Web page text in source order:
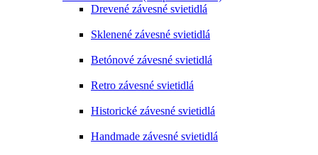
Drevené závesné svietidlá
Sklenené závesné svietidlá
Betónové závesné svietidlá
Retro závesné svietidlá
Historické závesné svietidlá
Handmade závesné svietidlá